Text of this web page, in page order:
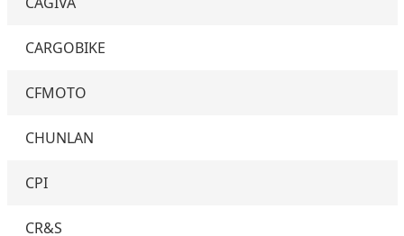
CARGOBIKE
CFMOTO
CHUNLAN
CPI
CR&S